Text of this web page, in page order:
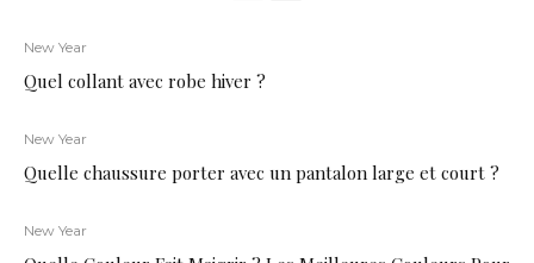
New Year
Quel collant avec robe hiver ?
New Year
Quelle chaussure porter avec un pantalon large et court ?
New Year